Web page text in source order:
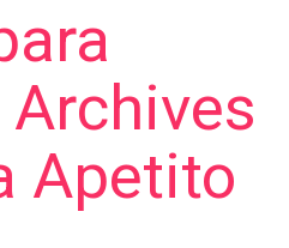
Apetito